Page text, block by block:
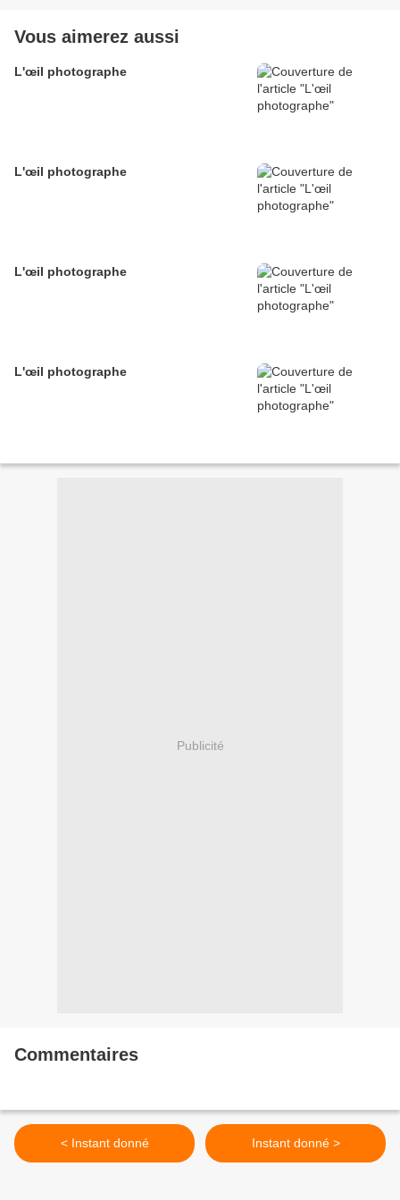
Vous aimerez aussi
L'œil photographe
L'œil photographe
L'œil photographe
L'œil photographe
Publicité
Commentaires
< Instant donné Instant donné >